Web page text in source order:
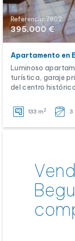
Referencia: 7802
395.000 €
Apartamento en
Luminoso
turística, garaje
del centro
133 m 2 3